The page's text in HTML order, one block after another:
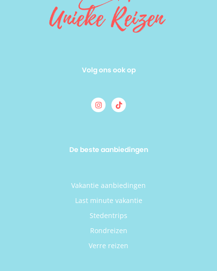
Volg ons ook op
De beste aanbiedingen
Vakantie aanbiedingen
Last minute vakantie
Stedentrips
Rondreizen
Verre reizen